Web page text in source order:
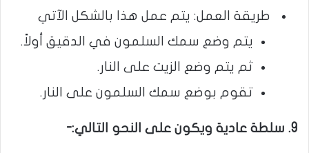
طريقة العمل: يتم عمل هذا بالشكل الآتي
يتم وضع سمك السلمون في الدقيق أولاً.
ثم يتم وضع الزيت على النار.
تقوم بوضع سمك السلمون على النار.
9. سلطة عادية ويكون على النحو التالي:-